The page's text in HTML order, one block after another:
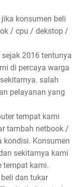
konsumen beli
/ cpu / dekstop /
2016 tentunya
di percaya warga
salah
pelayanan yang
tempat kami
tambah netbook /
kondisi. Konsumen
sekitarnya kami
tempat kami.
dan tukar